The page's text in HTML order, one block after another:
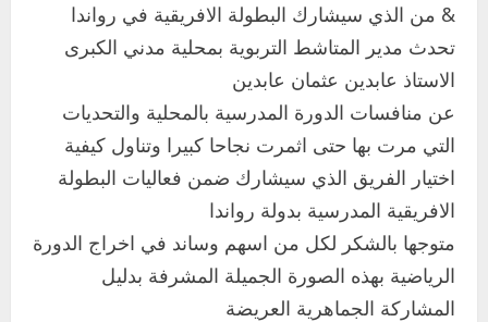
& من الذي سيشارك البطولة الافريقية في رواندا
تحدث مدير المتاشط التربوية بمحلية مدني الكبرى
الاستاذ عابدين عثمان عابدين
عن منافسات الدورة المدرسية بالمحلية والتحديات
التي مرت بها حتى اثمرت نجاحا كبيرا وتناول كيفية
اختيار الفريق الذي سيشارك ضمن فعاليات البطولة
الافريقية المدرسية بدولة رواندا
متوجها بالشكر لكل من اسهم وساند في اخراج الدورة
الرياضية بهذه الصورة الجميلة المشرفة بدليل
المشاركة الجماهرية العريضة